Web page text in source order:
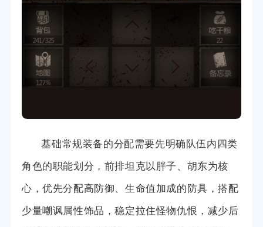
基础常规装备的分配需要先明确队伍内四类
角色的职能划分，前排坦克以胖子、胡东为核
心，优先分配高防御、生命值加成的防具，搭配
少量嘲讽属性饰品，稳定拉住怪物仇恨，减少后